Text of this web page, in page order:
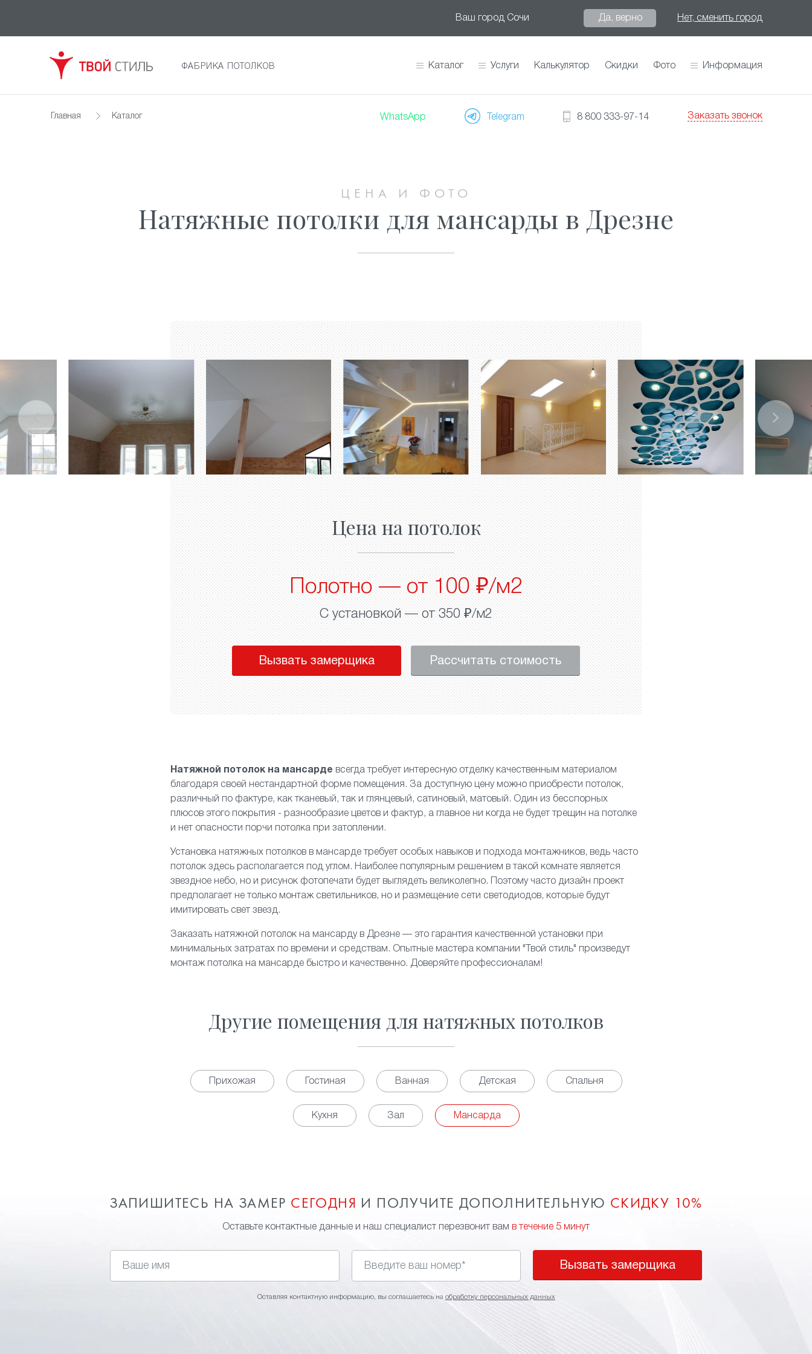
Ваш город Сочи Да, верно Нет, сменить город
ФАБРИКА ПОТОЛКОВ Каталог Услуги Калькулятор Скидки Фото Информация
Главная Каталог WhatsApp Telegram 8 800 333-97-14 Заказать звонок
ЦЕНА И ФОТО
Натяжные потолки для мансарды в Дрезне
Цена на потолок
Полотно — от 100 ₽/м2
С установкой — от 350 ₽/м2
Вызвать замерщика Рассчитать стоимость
Натяжной потолок на мансарде всегда требует интересную отделку качественным материалом
благодаря своей нестандартной форме помещения. За доступную цену можно приобрести потолок,
различный по фактуре, кактканевый , так и глянцевый , сатиновый , матовый . Один из бесспорных
плюсов этого покрытия - разнообразие цветов и фактур, а главное ни когда не будет трещин на потолке
и нет опасности порчи потолка при затоплении.
Установка натяжных потолков в мансарде требует особых навыков и подхода монтажников, ведь часто
потолок здесь располагается под углом. Наиболее популярным решением в такой комнате является
звездное небо, но и рисунок фотопечати будет выглядеть великолепно. Поэтому часто дизайн проект
предполагает не только монтажсветильников, но и размещение сети светодиодов, которые будут
имитировать свет звезд.
Заказать натяжной потолок на мансарду в Дрезне — это гарантия качественной установки при
минимальных затратах по времени и средствам. Опытные мастера компании "Твой стиль" произведут
монтаж потолка на мансарде быстро и качественно. Доверяйте профессионалам!
Другие помещения для натяжных потолков
Прихожая Гостиная Ванная Детская Спальня
Кухня Зал Мансарда
ЗАПИШИТЕСЬ НА ЗАМЕР СЕГОДНЯ И ПОЛУЧИТЕ ДОПОЛНИТЕЛЬНУЮ СКИДКУ 10%
Оставьте контактные данные и наш специалист перезвонит вам в течение 5 минут
Вызвать замерщика
Оставляя контактную информацию, вы соглашаетесь на обработку персональных данных